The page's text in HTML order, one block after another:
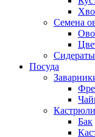
Семена
Сидераты
Посуда
Кастрюли
Бак